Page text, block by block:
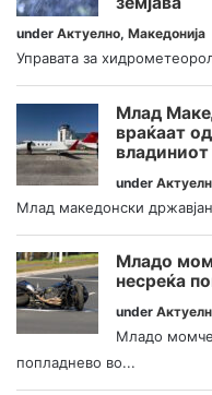
under Актуелно, Македонија
Управата за
Млад
враќаат
under
Млад македонски
Младо
несреќа
under
Младо момче
попладнево во...